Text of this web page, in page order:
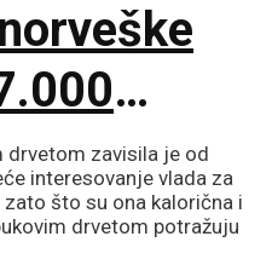
drvetom zavisila je od
interesovanje vlada za
što su ona kalorična i
drvetom potražuju